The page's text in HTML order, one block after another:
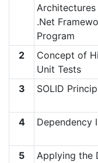
.Net
Program
2
Concept of
Unit Tests
3 SOLID
4
Dependency
5
Applying the